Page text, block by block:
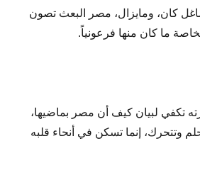
كان، ومايزال، مصر البعث تصون
ما كان منها فرعونياً.
تكفي لبيان كيف أن مصر بماضيها،
وتتحرك، إنما تسكن في أنحاء قلبه